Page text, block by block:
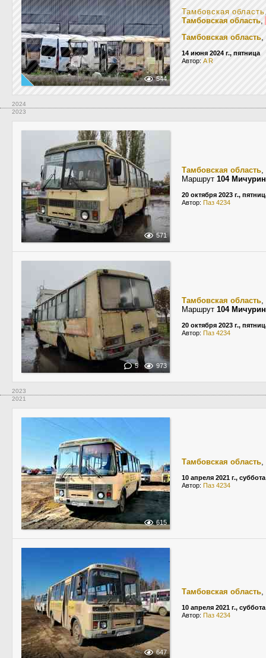
544
Тамбовская область
Тамбовская область,
Тамбовская область,
14 июня 2024 г., пятница
Автор: A R
2024
2023
571
Тамбовская область,
Маршрут 104
20 октября 2023 г.,
Автор: Паз 4234
5 973
Тамбовская область,
Маршрут 104
20 октября 2023 г.,
Автор: Паз 4234
2023
2021
615
Тамбовская область,
10 апреля 2021 г., суббота
Автор: Паз 4234
647
Тамбовская область,
10 апреля 2021 г., суббота
Автор: Паз 4234